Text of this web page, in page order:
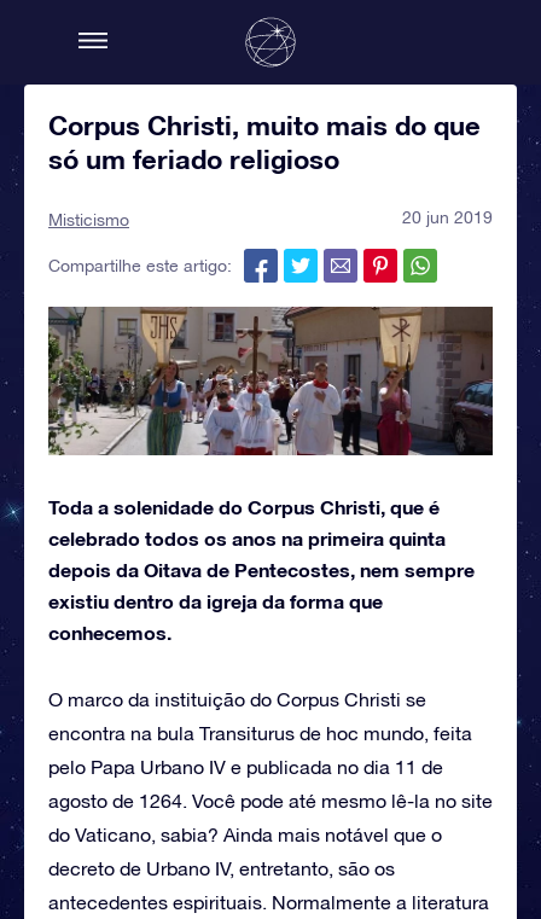
Corpus Christi, muito mais do que
só um feriado religioso
Misticismo 20 jun 2019
Compartilhe este artigo:
Toda a solenidade do Corpus Christi, que é
celebrado todos os anos na primeira quinta
depois da Oitava de Pentecostes, nem sempre
existiu dentro da igreja da forma que
conhecemos.
O marco da instituição do Corpus Christi se
encontra na bula Transiturus de hoc mundo, feita
pelo Papa Urbano IV e publicada no dia 11 de
agosto de 1264. Você pode até mesmo lê-la no site
do Vaticano, sabia? Ainda mais notável que o
decreto de Urbano IV, entretanto, são os
antecedentes espirituais. Normalmente a literatura